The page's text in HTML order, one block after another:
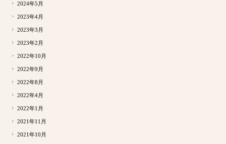
2024年5月
2023年4月
2023年3月
2023年2月
2022年10月
2022年9月
2022年8月
2022年4月
2022年1月
2021年11月
2021年10月